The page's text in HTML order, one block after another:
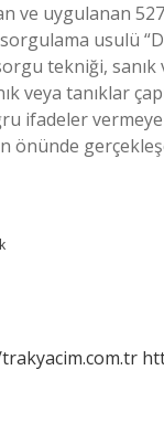
uygulanan
usulü
tekniği,
veya tanıklar
ifadeler
önünde